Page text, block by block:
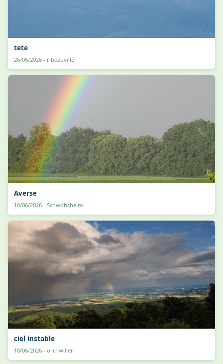
tete
26/06/2026 - ribeauvillé
Averse
10/06/2026 - Schwobsheim
ciel instable
10/06/2026 - orchwiller